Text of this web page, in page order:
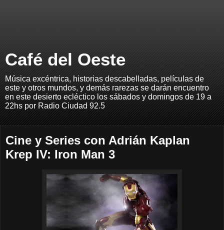
Café del Oeste
Música excéntrica, historias descabelladas, películas de
este y otros mundos, y demás rarezas se darán encuentro
en este desierto ecléctico los sábados y domingos de 19 a
22hs por Radio Ciudad 92.5
Cine y Series con Adrián Kaplan
Krep IV: Iron Man 3